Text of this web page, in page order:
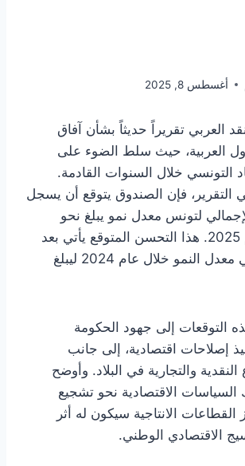
أغسطس 8, 2025
العربي تقريراً حديثاً بشأن آفاق
العربية، حيث سلط الضوء على
التونسي خلال السنوات القادمة.
التقرير، فإن الصندوق يتوقع أن يسجل
لتونس معدل نمو يبلغ نحو
3.2% خلال عام 2025. هذا التحسن المتوقع يأتي بعد
تباطؤ طفيف في معدل النمو خلال عام 2024 ليبلغ
التوقعات إلى جهود الحكومة
إصلاحات اقتصادية، إلى جانب
والتجارية في البلاد. وأوضح
السياسات الاقتصادية نحو تشجيع
القطاعات الانتاجية سيكون له أثر
الاقتصادي الوطني.